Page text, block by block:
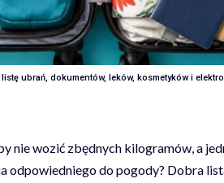
ubrań, dokumentów, leków, kosmetyków i
nie wozić zbędnych kilogramów, a
odpowiedniego do pogody? Dobra